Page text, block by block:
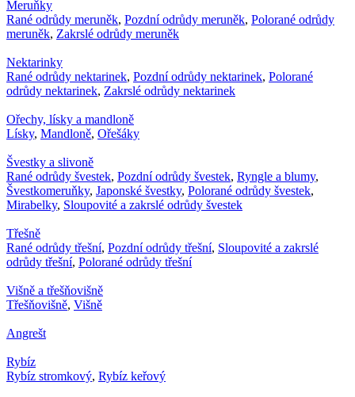
Meruňky
Rané odrůdy meruněk, Pozdní odrůdy meruněk, Polorané odrůdy
meruněk, Zakrslé odrůdy meruněk
Nektarinky
Rané odrůdy nektarinek, Pozdní odrůdy nektarinek, Polorané
odrůdy nektarinek, Zakrslé odrůdy nektarinek
Ořechy, lísky a mandloně
Lísky, Mandloně, Ořešáky
Švestky a slivoně
Rané odrůdy švestek, Pozdní odrůdy švestek, Ryngle a blumy,
Švestkomeruňky, Japonské švestky, Polorané odrůdy švestek,
Mirabelky, Sloupovité a zakrslé odrůdy švestek
Třešně
Rané odrůdy třešní, Pozdní odrůdy třešní, Sloupovité a zakrslé
odrůdy třešní, Polorané odrůdy třešní
Višně a třešňovišně
Třešňovišně, Višně
Angrešt
Rybíz
Rybíz stromkový, Rybíz keřový